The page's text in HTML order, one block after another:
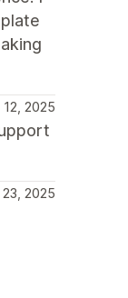
12, 2025
2025